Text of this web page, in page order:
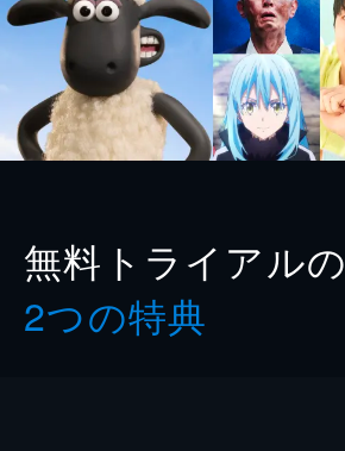
無料トライアルの
2つの特典